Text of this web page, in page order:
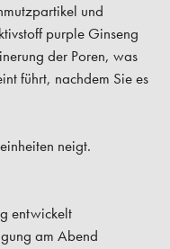
und
purple Ginseng
der Poren, was
führt, nachdem Sie es
neigt.
entwickelt
am Abend